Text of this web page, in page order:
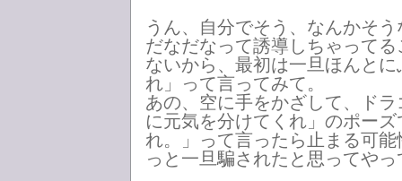
うん、自分でそう、なんかそ
だなだなって誘導しちゃって
ないから、最初は一旦ほんと
れ」って言ってみて。
あの、空に手をかざして、ド
に元気を分けてくれ」のポー
れ。」って言ったら止まる可
っと一旦騙されたと思ってや